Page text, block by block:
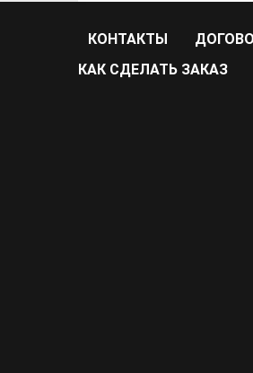
КОНТАКТЫ
КАК СДЕЛАТЬ ЗАКАЗ